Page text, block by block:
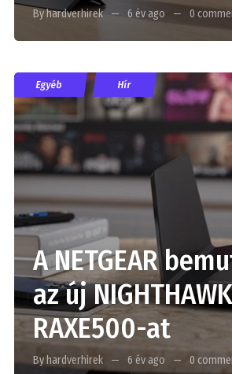
By hardverhirek 6 év ago 0
Egyéb Hír
A NETGEAR
az új NIGHTHAWK
RAXE500-at
By hardverhirek 6 év ago 0